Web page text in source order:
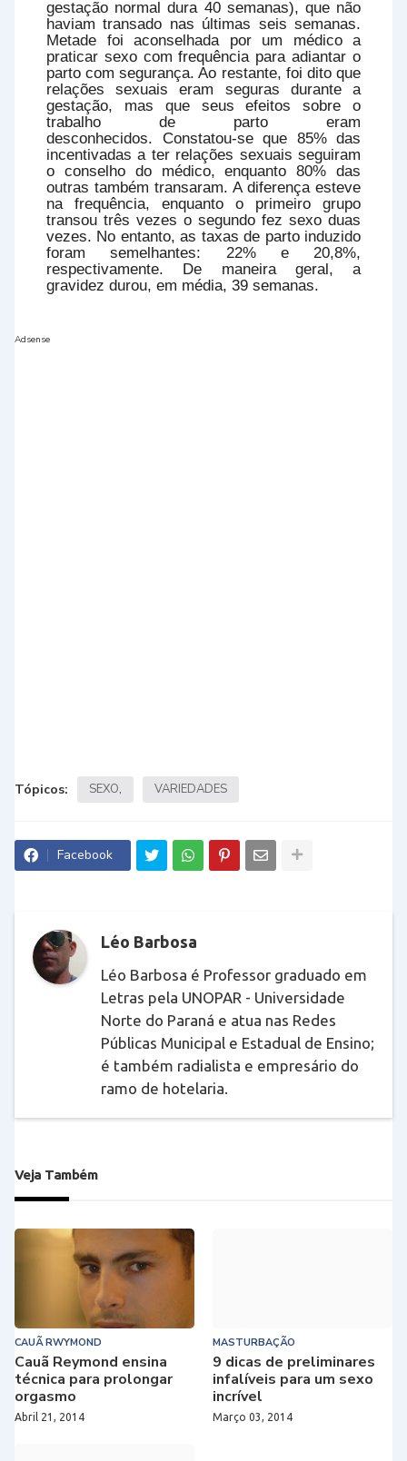
gestação normal dura 40 semanas), que não
haviam transado nas últimas seis semanas.
Metade foi aconselhada por um médico a
praticar sexo com frequência para adiantar o
parto com segurança. Ao restante, foi dito que
relações sexuais eram seguras durante a
gestação, mas que seus efeitos sobre o
trabalho de parto eram
desconhecidos. Constatou-se que 85% das
incentivadas a ter relações sexuais seguiram
o conselho do médico, enquanto 80% das
outras também transaram. A diferença esteve
na frequência, enquanto o primeiro grupo
transou três vezes o segundo fez sexo duas
vezes. No entanto, as taxas de parto induzido
foram semelhantes: 22% e 20,8%,
respectivamente. De maneira geral, a
gravidez durou, em média, 39 semanas.
Adsense
Tópicos: SEXO VARIEDADES
Facebook
Léo Barbosa
Léo Barbosa é Professor graduado em
Letras pela UNOPAR - Universidade
Norte do Paraná e atua nas Redes
Públicas Municipal e Estadual de Ensino;
é também radialista e empresário do
ramo de hotelaria.
Veja Também
CAUÃ RWYMOND
Cauã Reymond ensina
técnica para prolongar
orgasmo
Abril 21, 2014
MASTURBAÇÃO
9 dicas de preliminares
infalíveis para um sexo
incrível
Março 03, 2014